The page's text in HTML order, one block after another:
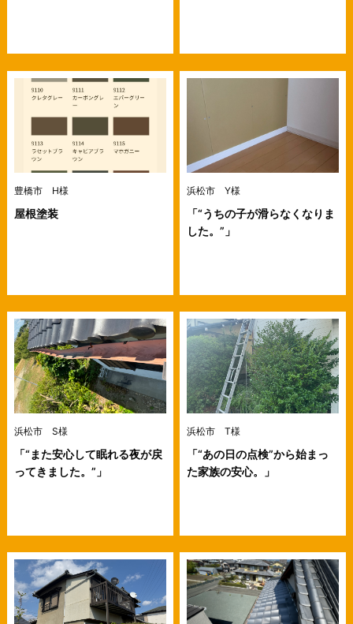
豊橋市 H様
屋根塗装
浜松市 Y様
「“うちの子が滑らなくなりま
した。”」
浜松市 S様
「“また安心して眠れる夜が戻
ってきました。”」
浜松市 T様
「“あの日の点検”から始まっ
た家族の安心。」